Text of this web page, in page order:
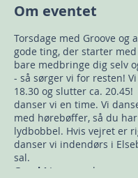
Om eventet
Torsdage med Groove og
gode ting, der starter med
bare medbringe dig selv
- så sørger vi for resten!
18.30 og slutter ca. 20.45!
danser vi en time. Vi
med hørebøffer, så du
lydbobbel. Hvis vejret er
danser vi indendørs i
sal.
Gnask! I pausen hygger